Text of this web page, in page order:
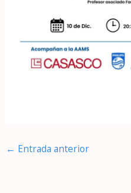
← Entrada anterior